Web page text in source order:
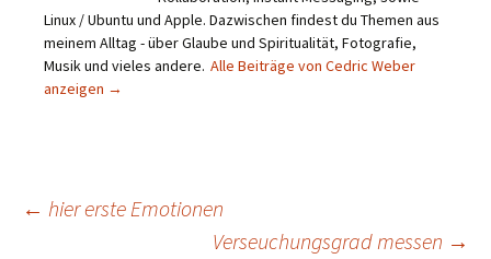
Linux / Ubuntu und Apple. Dazwischen findest du Themen aus
meinem Alltag - über Glaube und Spiritualität, Fotografie,
Musik und vieles andere. Alle Beiträge von Cedric Weber
anzeigen →
Beitragsnavigation
← hier erste Emotionen
Verseuchungsgrad messen →